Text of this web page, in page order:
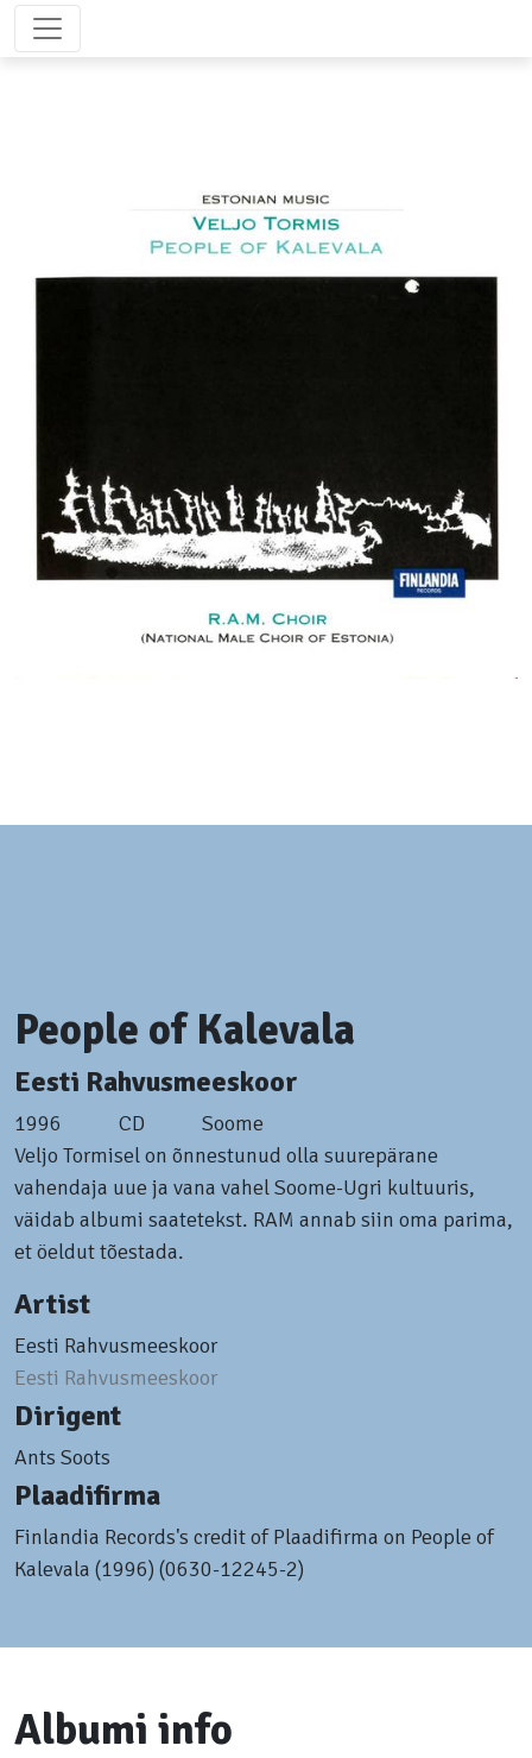
People of Kalevala
Eesti Rahvusmeeskoor
1996 CD
Soome
Veljo Tormisel on õnnestunud olla suurepärane
vahendaja uue ja vana vahel Soome-Ugri kultuuris,
väidab albumi saatetekst. RAM annab siin oma parima,
et öeldut tõestada.
Artist
Eesti Rahvusmeeskoor
Eesti Rahvusmeeskoor
Dirigent
Ants Soots
Plaadifirma
Finlandia Records's credit of Plaadifirma on People of
Kalevala (1996) (0630-12245-2)
Albumi info